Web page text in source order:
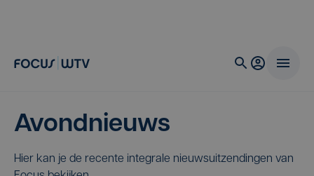
Avondnieuws
Hier kan je de recente integrale nieuwsuitzendingen van